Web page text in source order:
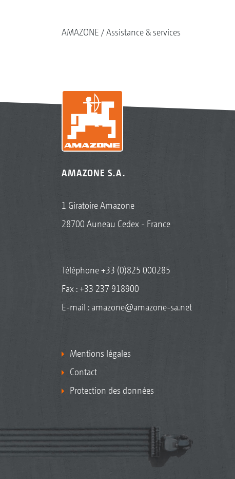
AMAZONE Assistance & services
AMAZONE S.A.
1 Giratoire Amazone
28700 Auneau Cedex - France
Téléphone+33 (0)825 000285
Fax : +33 237 918900
E-mail : amazone@amazone-sa.net
Mentions légales
Contact
Protection des données